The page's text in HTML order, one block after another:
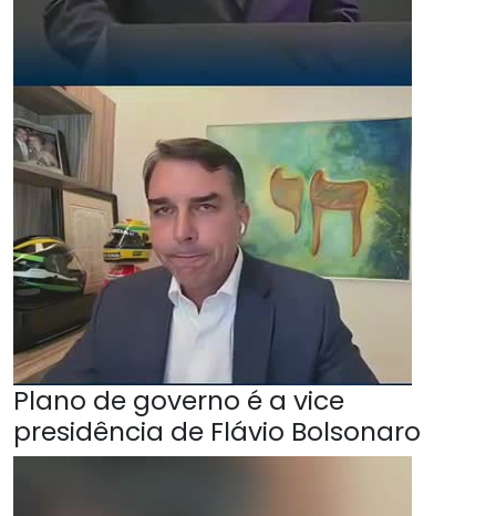
Plano de governo é a vice
presidência de Flávio Bolsonaro